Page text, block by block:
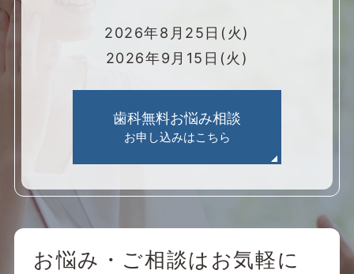
2026年8月25日(火)
2026年9月15日(火)
歯科無料お悩み相談
お申し込みはこちら
お悩み・ご相談はお気軽に